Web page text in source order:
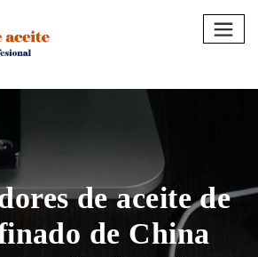
de aceite de
de China